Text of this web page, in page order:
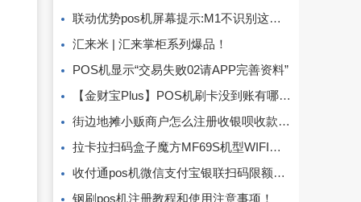
联动优势pos机屏幕提示:M1不识别这个交易类型【解决】
汇来米 | 汇来掌柜系列爆品！
POS机显示“交易失败02请APP完善资料”
【金财宝Plus】POS机刷卡没到账有哪些原因？
街边地摊小贩商户怎么注册收银呗收款码？
拉卡拉扫码盒子魔方MF69S机型WIFI设置教程！
收付通pos机微信支付宝银联扫码限额说明！
钢刷pos机注册教程和使用注意事项！